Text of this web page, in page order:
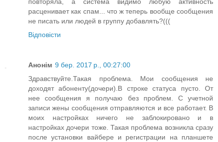
расценивает как спам... что ж теперь вообще сообщения
не писать или людей в группу добавлять?(((
Відповісти
Анонім 9 бер. 2017 р., 00:27:00
Здравствуйте.Такая проблема. Мои сообщения не
доходят абоненту(дочери).В строке статуса пусто. От
нее сообщения я получаю без проблем. С учетной
записи жены сообщения отправляются и все работает. В
моих настройках ничего не заблокировано и в
настройках дочери тоже. Такая проблема возникла сразу
после установки вайбере и регистрации на планшете